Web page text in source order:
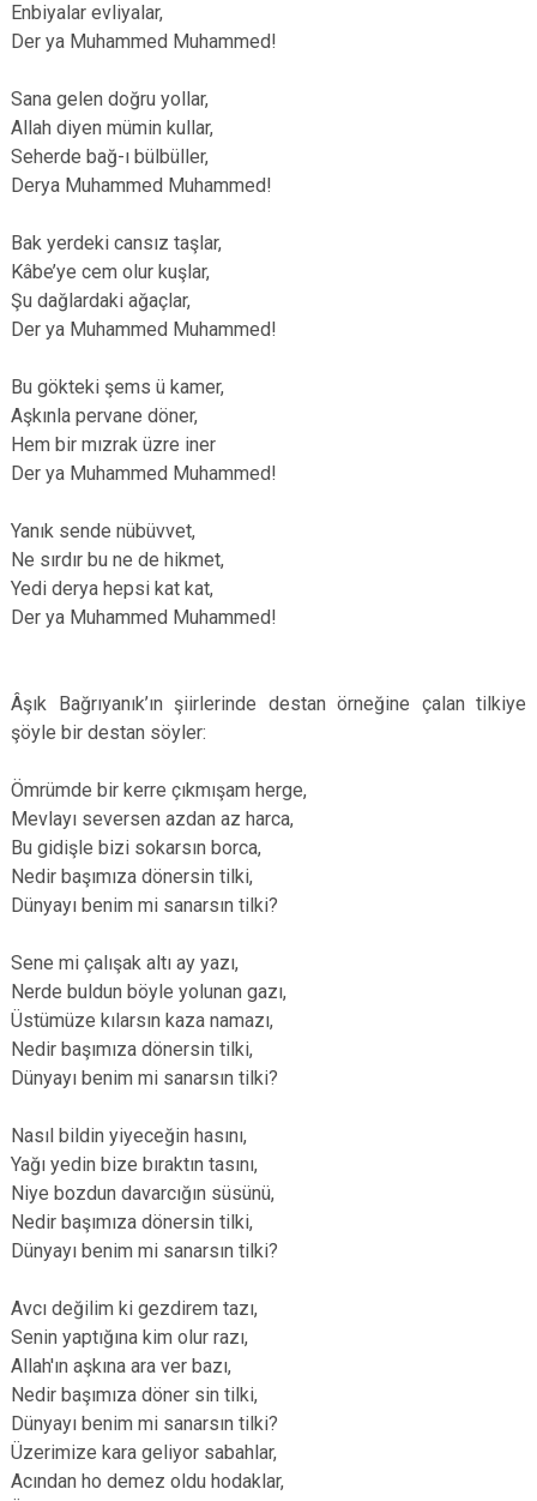
Enbiyalar evliyalar,
Der ya Muhammed Muhammed!
Sana gelen doğru yollar,
Allah diyen mümin kullar,
Seherde bağ-ı bülbüller,
Derya Muhammed Muhammed!
Bak yerdeki cansız taşlar,
Kâbe’ye cem olur kuşlar,
Şu dağlardaki ağaçlar,
Der ya Muhammed Muhammed!
Bu gökteki şems ü kamer,
Aşkınla pervane döner,
Hem bir mızrak üzre iner
Der ya Muhammed Muhammed!
Yanık sende nübüvvet,
Ne sırdır bu ne de hikmet,
Yedi derya hepsi kat kat,
Der ya Muhammed Muhammed!
Âşık Bağrıyanık’ın şiirlerinde destan örneğine çalan tilkiye
şöyle bir destan söyler:
Ömrümde bir kerre çıkmışam herge,
Mevlayı seversen azdan az harca,
Bu gidişle bizi sokarsın borca,
Nedir başımıza dönersin tilki,
Dünyayı benim mi sanarsın tilki?
Sene mi çalışak altı ay yazı,
Nerde buldun böyle yolunan gazı,
Üstümüze kılarsın kaza namazı,
Nedir başımıza dönersin tilki,
Dünyayı benim mi sanarsın tilki?
Nasıl bildin yiyeceğin hasını,
Yağı yedin bize bıraktın tasını,
Niye bozdun davarcığın süsünü,
Nedir başımıza dönersin tilki,
Dünyayı benim mi sanarsın tilki?
Avcı değilim ki gezdirem tazı,
Senin yaptığına kim olur razı,
Allah'ın aşkına ara ver bazı,
Nedir başımıza döner sin tilki,
Dünyayı benim mi sanarsın tilki?
Üzerimize kara geliyor sabahlar,
Acından ho demez oldu hodaklar,